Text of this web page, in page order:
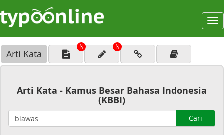
Arti Kata
N N
Arti Kata - Kamus Besar Bahasa Indonesia
(KBBI)
Cari